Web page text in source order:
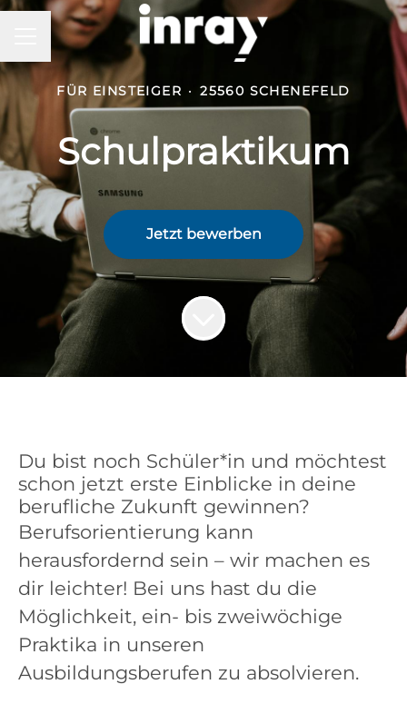
KARRIEREMENÜ
FÜR EINSTEIGER · 25560 SCHENEFELD
Schulpraktikum
Jetzt bewerben
Du bist noch Schüler*in und möchtest
schon jetzt erste Einblicke in deine
berufliche Zukunft gewinnen?
Berufsorientierung kann
herausfordernd sein – wir machen es
dir leichter! Bei uns hast du die
Möglichkeit, ein- bis zweiwöchige
Praktika in unseren
Ausbildungsberufen zu absolvieren.